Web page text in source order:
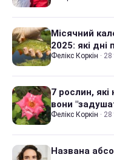
Місячний
2025: які
Фелікс Коркін · 28
7 рослин,
вони
Фелікс Коркін · 28
Названа